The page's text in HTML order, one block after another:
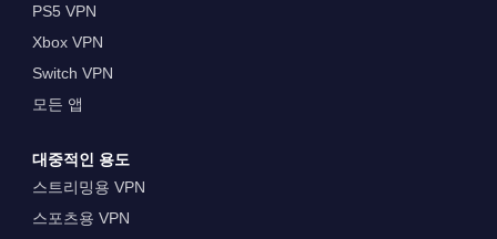
PS5 VPN
Xbox VPN
Switch VPN
모든 앱
대중적인 용도
스트리밍용 VPN
스포츠용 VPN